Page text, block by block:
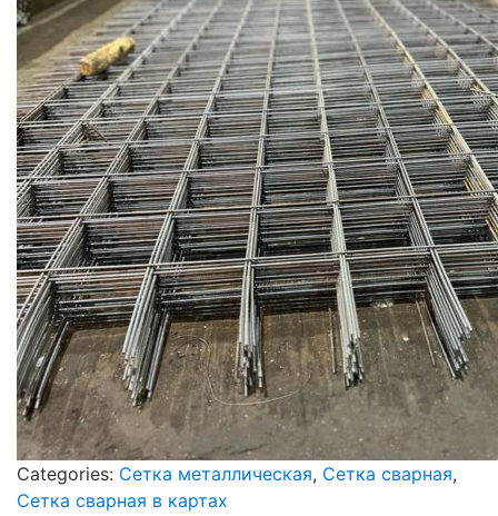
Categories: Сетка металлическая, Сетка сварная,
Сетка сварная в картах